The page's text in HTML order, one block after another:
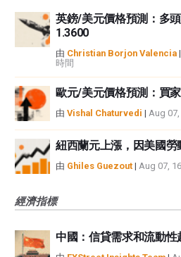
英鎊/美元價格預測：多
1.3600
由 Christian Borjon Valencia |
時間
歐元/美元價格預測：買
由 Vishal Chaturvedi | Aug
紐西蘭元上漲，因美國
由 Ghiles Guezout | Aug 07,
經濟指標
中國：信貸需求和流動性